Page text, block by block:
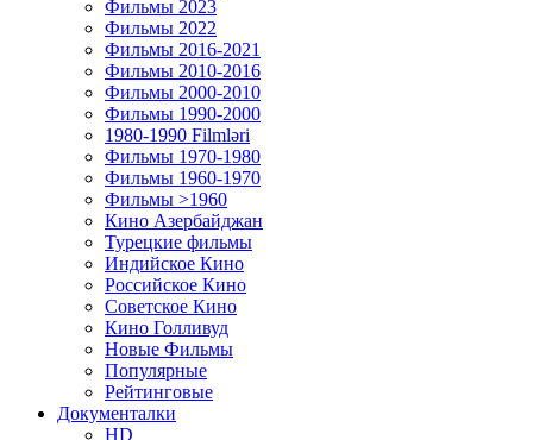
Фильмы 2023
Фильмы 2022
Фильмы 2016-2021
Фильмы 2010-2016
Фильмы 2000-2010
Фильмы 1990-2000
1980-1990 Filmləri
Фильмы 1970-1980
Фильмы 1960-1970
Фильмы >1960
Кино Азербайджан
Турецкие фильмы
Индийское Кино
Российское Кино
Советское Кино
Кино Голливуд
Новые Фильмы
Популярные
Рейтинговые
Документалки
HD